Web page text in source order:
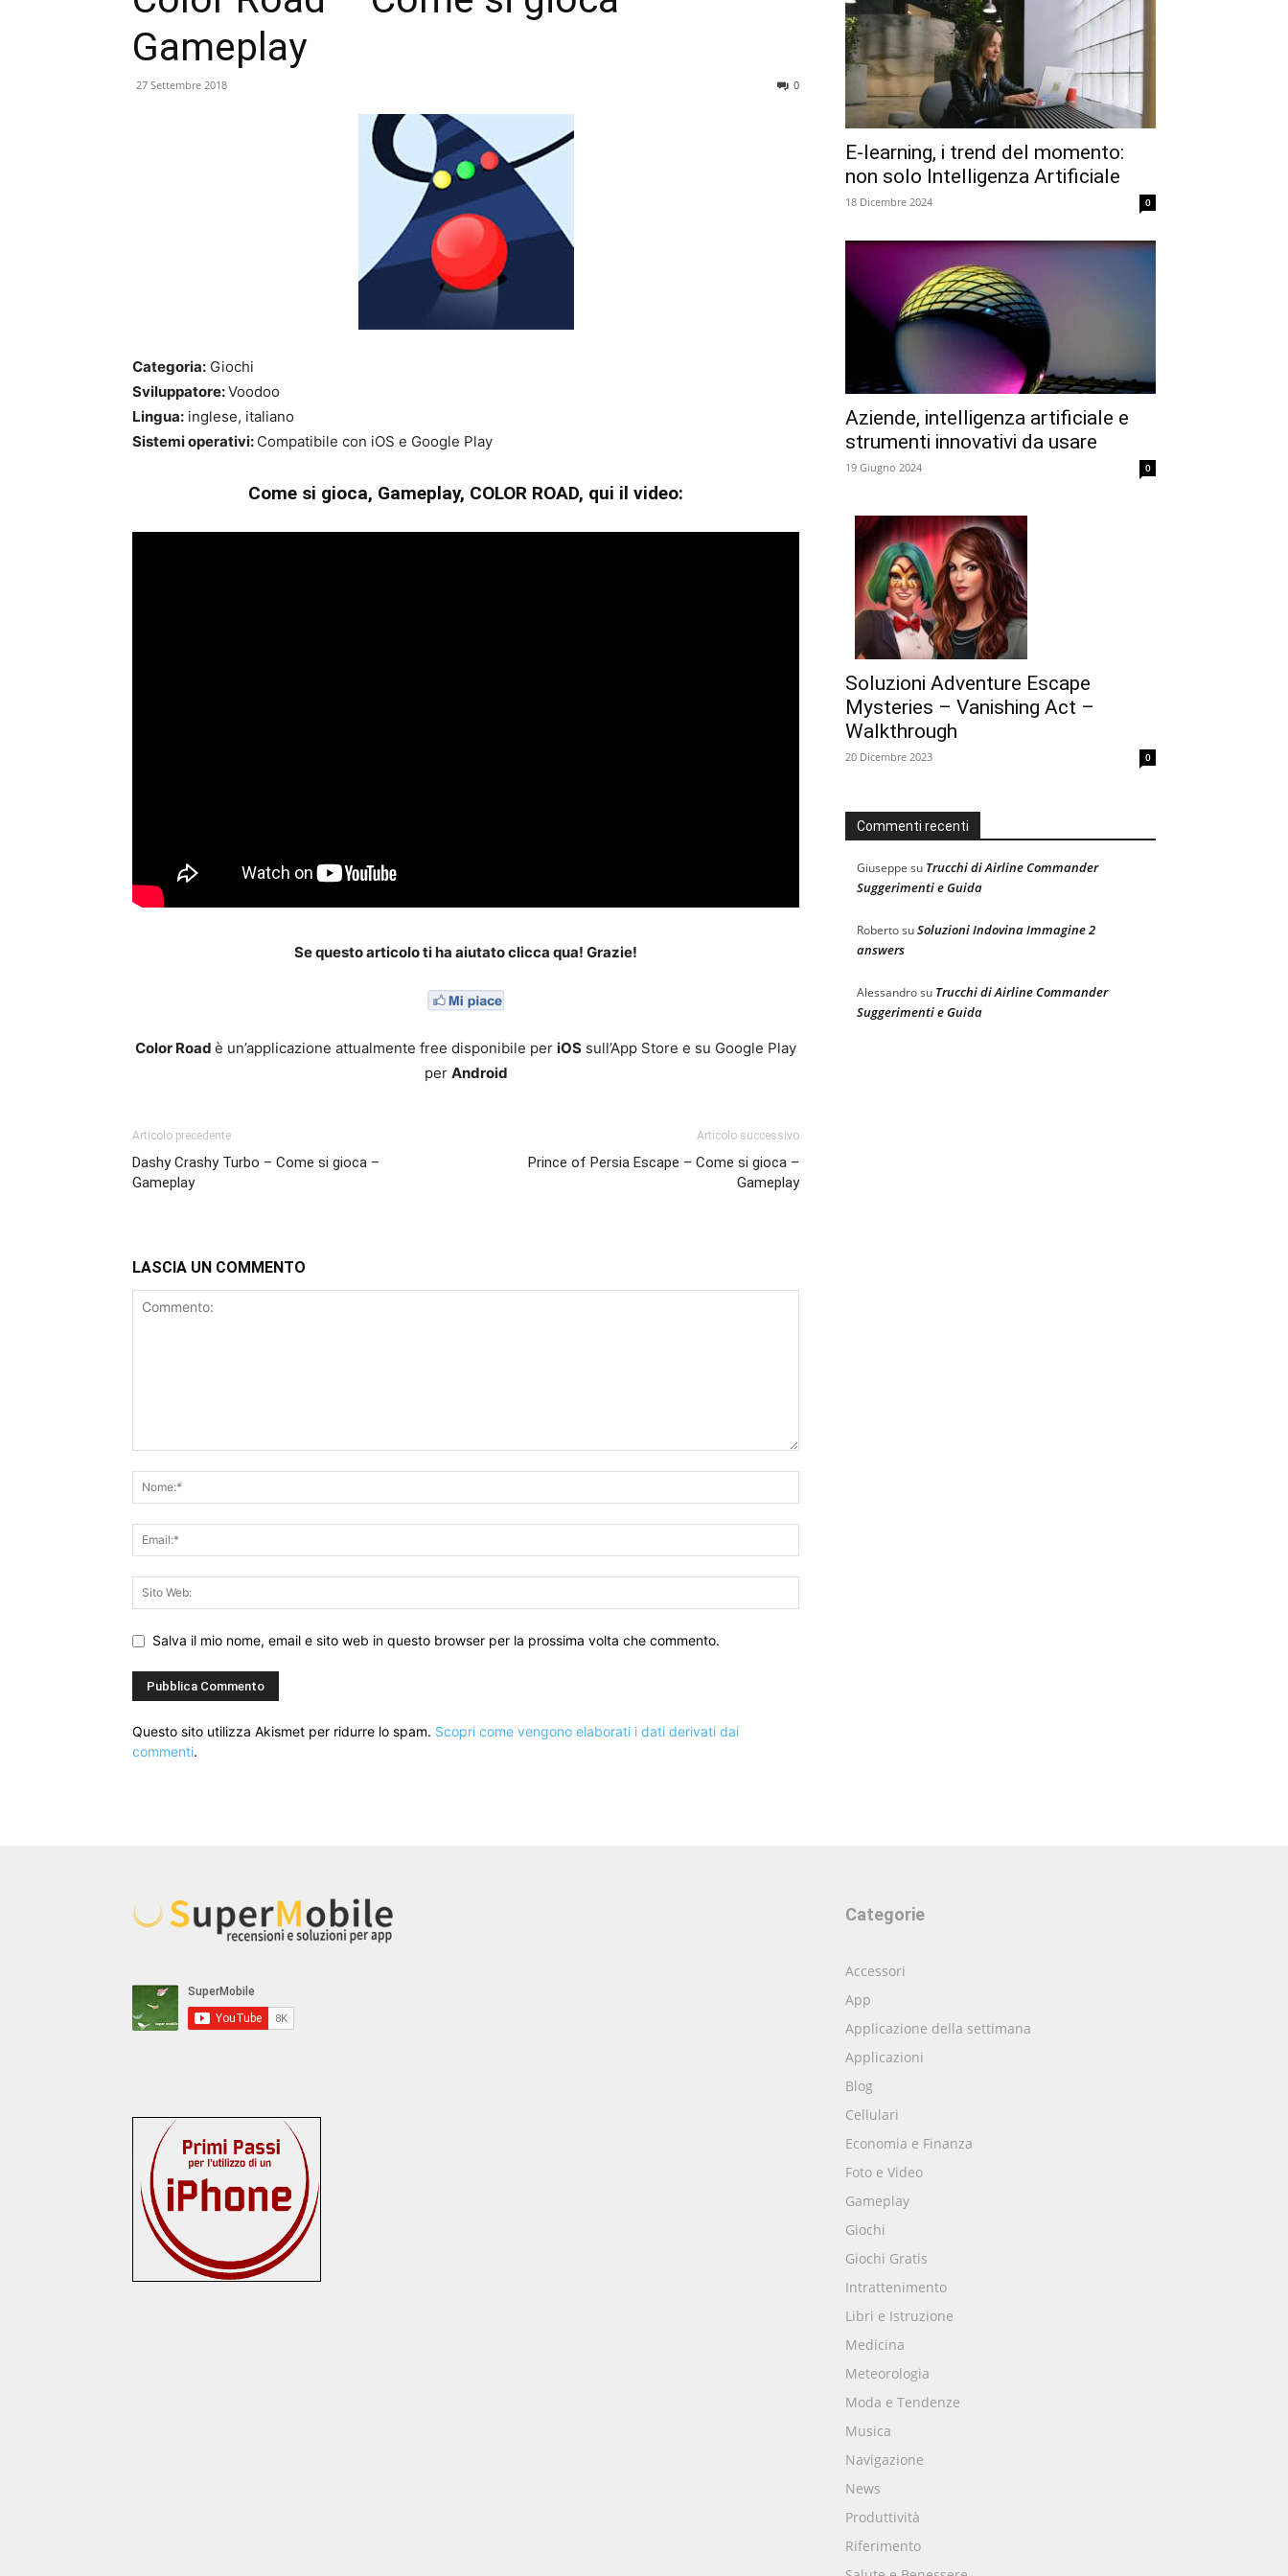
Gameplay
27 Settembre 2018 0
Categoria: Giochi
Sviluppatore:Voodoo
Lingua: inglese, italiano
Sistemi operativi: Compatibile con iOS e Google Play
Come si gioca, Gameplay, COLOR ROAD, qui il video:
Se questo articolo ti ha aiutato clicca qua! Grazie!
Color Road è un’applicazione attualmente free disponibile per iOS sull’App Store e su Google Play
per Android
Articolo precedente
Dashy Crashy Turbo – Come si gioca –
Gameplay
Articolo successivo
Prince of Persia Escape – Come si gioca –
Gameplay
LASCIA UN COMMENTO
Salva il mio nome, email e sito web in questo browser per la prossima volta che commento.
Questo sito utilizza Akismet per ridurre lo spam. Scopri come vengono elaborati i dati derivati dai
commenti.
E-learning, i trend del momento:
non solo Intelligenza Artificiale
18 Dicembre 2024 0
Aziende, intelligenza artificiale e
strumenti innovativi da usare
19 Giugno 2024 0
Soluzioni Adventure Escape
Mysteries – Vanishing Act –
Walkthrough
20 Dicembre 2023 0
Commenti recenti
Giuseppe su Trucchi di Airline Commander
Suggerimenti e Guida
RobertosuSoluzioni Indovina Immagine 2
answers
Alessandrosu Trucchi di Airline Commander
Suggerimenti e Guida
Categorie
Accessori
App
Applicazione della settimana
Applicazioni
Blog
Cellulari
Economia e Finanza
Foto e Video
Gameplay
Giochi
Giochi Gratis
Intrattenimento
Libri e Istruzione
Medicina
Meteorologia
Moda e Tendenze
Musica
Navigazione
News
Produttività
Riferimento